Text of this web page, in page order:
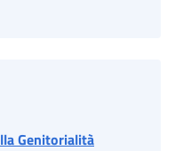
Genitorialità